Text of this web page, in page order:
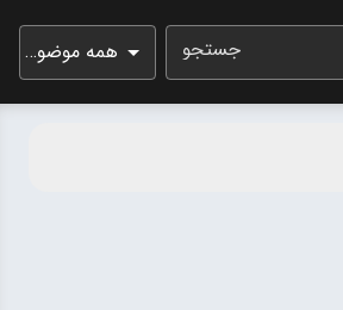
جستجو همه موضوعات